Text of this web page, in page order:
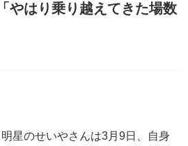
やはり乗り越えてきた場数
星のせいやさんは3月9日、自身